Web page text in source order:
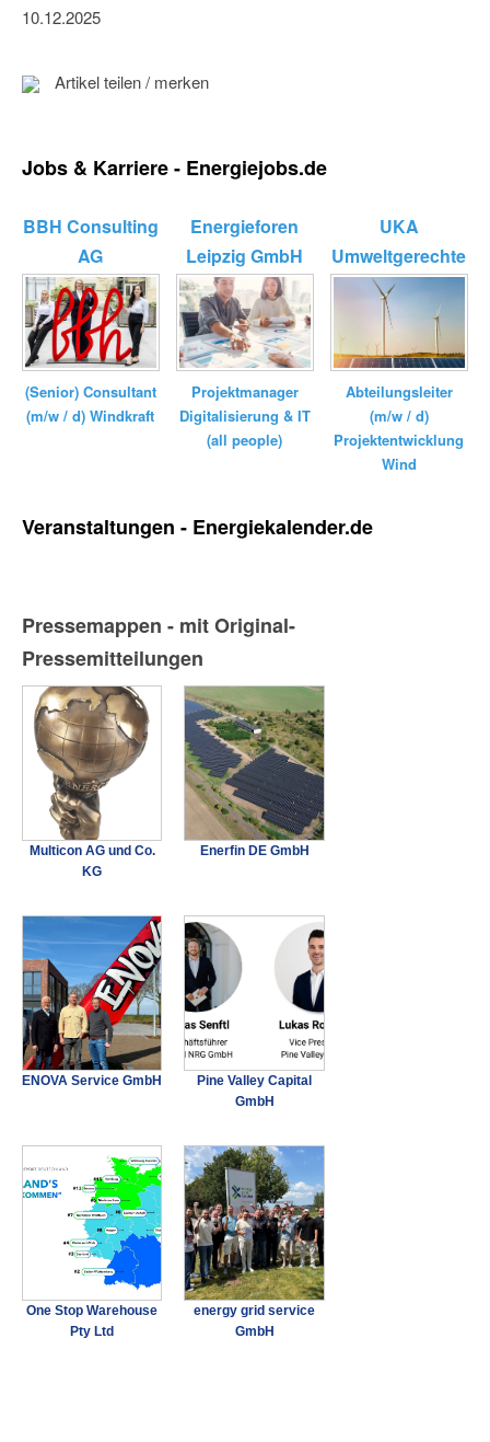
10.12.2025
Artikel teilen / merken
Jobs & Karriere - Energiejobs.de
BBH Consulting
AG
(Senior) Consultant
(m/w / d) Windkraft
Energieforen
Leipzig GmbH
Projektmanager
Digitalisierung & IT
(all people)
UKA
Umweltgerechte
Kraftanlagen
GmbH ...
Abteilungsleiter
(m/w / d)
Projektentwicklung
Wind
Veranstaltungen - Energiekalender.de
Pressemappen - mit Original-
Pressemitteilungen
Multicon AG und Co.
KG
Enerfin DE GmbH
ENOVA Service GmbH
Pine Valley Capital
GmbH
One Stop Warehouse
Pty Ltd
energy grid service
GmbH